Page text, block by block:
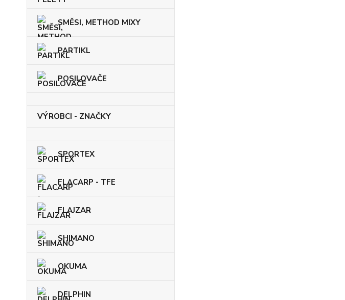
SMĚSI, METHOD MIXY
PARTIKL
POSILOVAČE
VÝROBCI - ZNAČKY
SPORTEX
FLACARP - TFE
FLAJZAR
SHIMANO
OKUMA
DELPHIN